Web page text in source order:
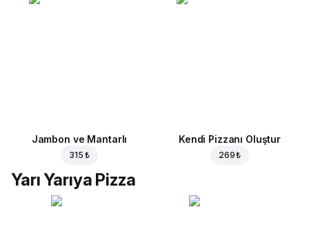
Jambon ve Mantarlı
315 ₺
Kendi Pizzanı Oluştur
269 ₺
Yarı Yarıya Pizza